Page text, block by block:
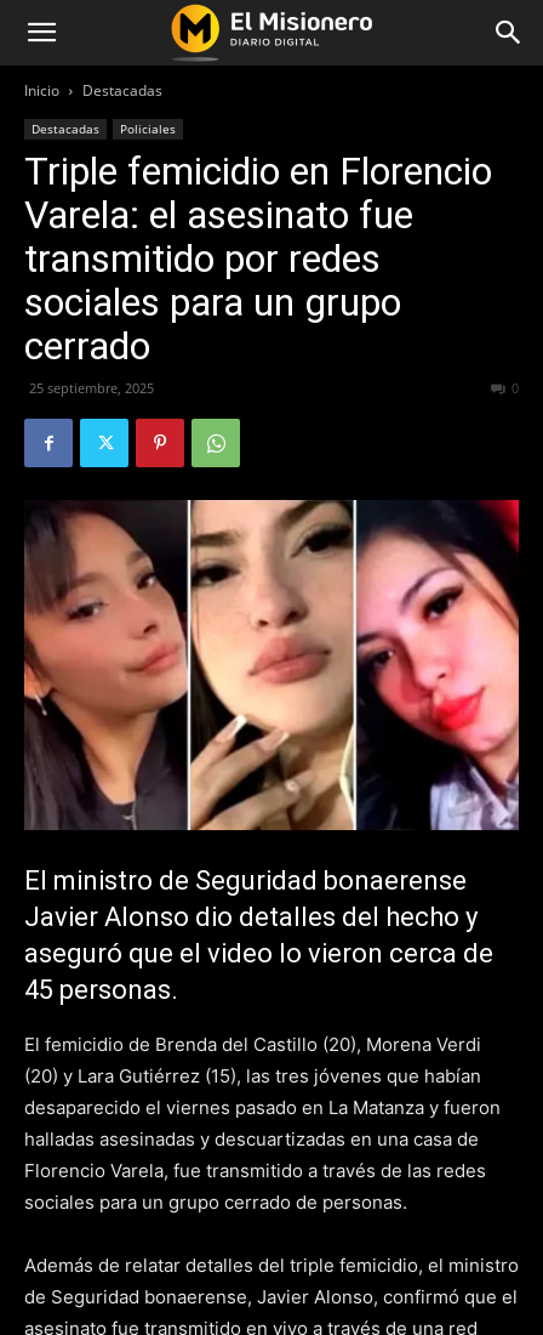
Inicio Destacadas
Destacadas Policiales
Triple femicidio en Florencio
Varela: el asesinato fue
transmitido por redes
sociales para un grupo
cerrado
25 septiembre, 2025 0
El ministro de Seguridad bonaerense
Javier Alonso dio detalles del hecho y
aseguró que el video lo vieron cerca de
45 personas.
El femicidio de Brenda del Castillo (20), Morena Verdi
(20) y Lara Gutiérrez (15), las tres jóvenes que habían
desaparecido el viernes pasado en La Matanza y fueron
halladas asesinadas y descuartizadas en una casa de
Florencio Varela, fue transmitido a través de las redes
sociales para un grupo cerrado de personas.
Además de relatar detalles del triple femicidio, el ministro
de Seguridad bonaerense, Javier Alonso, confirmó que el
asesinato fue transmitido en vivo a través de una red